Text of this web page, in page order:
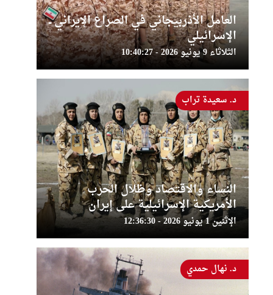
العامل الأذربيجاني في الصراع الإيراني ــ
الإسرائيلي
الثلاثاء 9 يونيو 2026 - 10:40:27
النساء والاقتصاد وظلال الحرب
الأمريكية الإسرائيلية على إيران
الإثنين 1 يونيو 2026 - 12:36:30
د. سعيدة تراب
د. نهال حمدي